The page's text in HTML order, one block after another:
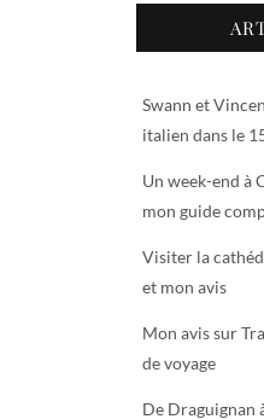
Swann et
italien dans le
Un week-end à
mon guide
Visiter la
et mon avis
Mon avis sur
de voyage
De Draguignan